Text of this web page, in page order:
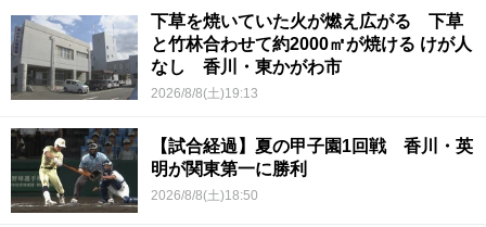
下草を焼いていた火が燃え広がる 下草
と竹林合わせて約2000㎡が焼ける けが人
なし 香川・東かがわ市
2026/8/8(土)19:13
【試合経過】夏の甲子園1回戦 香川・英
明が関東第一に勝利
2026/8/8(土)18:50